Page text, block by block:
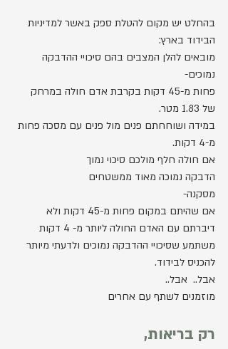
בהחלט יש מקום להטלת ספק באשר למדיניות
הבידוד בארץ:
מובאים להלן המצבים בהם סיכויי ההדבקה
נמוכים-
פחות מ-45 דקות בקרבת אדם חולה במרחק
של 1.83 מטר.
במידה ושוחחתם פנים מול פנים עם מסכה פחות
מ-4 דקות.
אם חולה חלף מולכם סיכוי נמוך
הדבקה נמוכה מאוד ממשטחים
מסקנה-
אם שהיתם במקום פחות מ-45 דקות ולא
דיברתם עם האדם החולה ליותר מ- 4 דקות
משתמע שסיכויי ההדבקה נמוכים ולדעתי מיותר
להכניס לבידוד.
אבל..  אבל..
מוזמנים לשתף עם אחרים
רק בריאות,